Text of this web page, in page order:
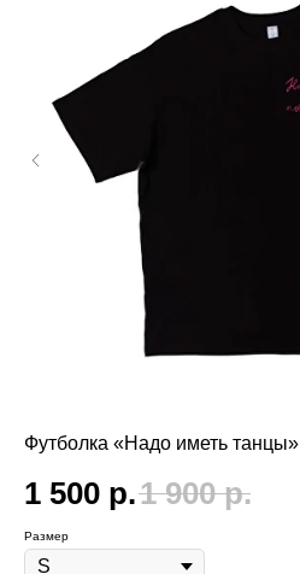
Футболка «Надо иметь танцы»
1 500 р.1 900 р.
Размер